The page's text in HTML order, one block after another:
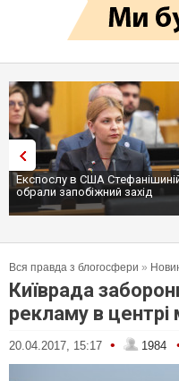
Експослу в США
обрали запобіжний захід
Вся правда з блогосфери »
Київрада
рекламу в центрі
20.04.2017, 15:17 • 1984